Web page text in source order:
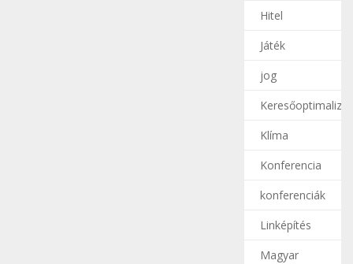
Hitel
Játék
jog
Klíma
Konferencia
konferenciák
Linképítés
Magyar